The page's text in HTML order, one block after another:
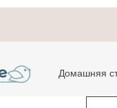
Домашняя